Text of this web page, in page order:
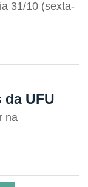
31/10 (sexta-
UFU
na